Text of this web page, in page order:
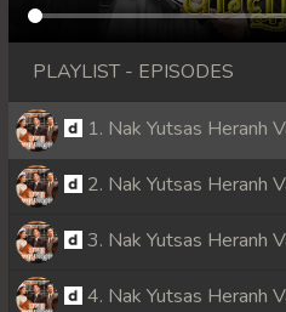
PLAYLIST - EPISODES
1. Nak Yutsas Heranh
2. Nak Yutsas Heranh
3. Nak Yutsas Heranh
4. Nak Yutsas Heranh